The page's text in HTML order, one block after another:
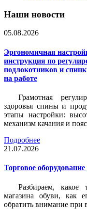
Наши новости
05.08.2026
Эргономичная
инструкция по
подлокотников и
на работе
Грамотная
здоровья спины и
этапы настройки:
механизм качания и
Подробнее
21.07.2026
Торговое
Разбираем, какое
магазина обуви, как
обратить внимание при